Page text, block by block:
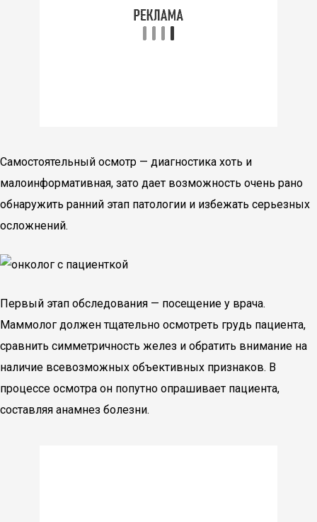
Самостоятельный осмотр — диагностика хоть и
малоинформативная, зато дает возможность очень рано
обнаружить ранний этап патологии и избежать серьезных
осложнений.
Первый этап обследования — посещение у врача.
Маммолог должен тщательно осмотреть грудь пациента,
сравнить симметричность желез и обратить внимание на
наличие всевозможных объективных признаков. В
процессе осмотра он попутно опрашивает пациента,
составляя анамнез болезни.